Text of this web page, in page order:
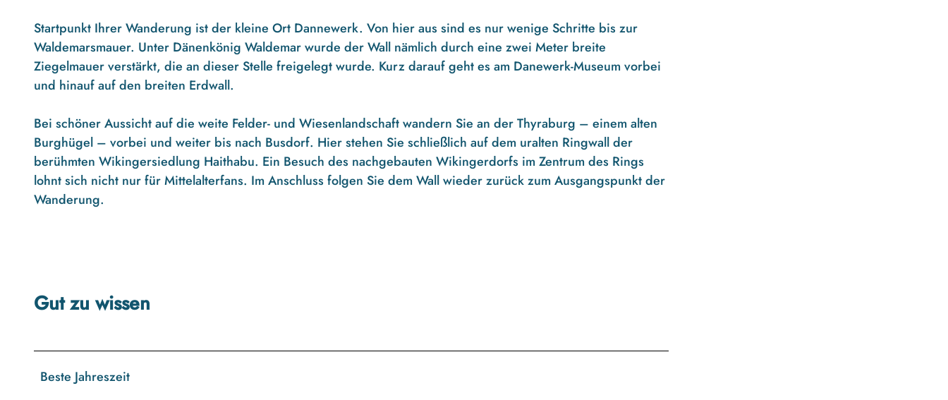
Startpunkt Ihrer Wanderung ist der kleine Ort Dannewerk. Von hier aus sind es nur wenige Schritte bis zur
Waldemarsmauer. Unter Dänenkönig Waldemar wurde der Wall nämlich durch eine zwei Meter breite
Ziegelmauer verstärkt, die an dieser Stelle freigelegt wurde. Kurz darauf geht es am Danewerk-Museum vorbei
und hinauf auf den breiten Erdwall.
Bei schöner Aussicht auf die weite Felder- und Wiesenlandschaft wandern Sie an der Thyraburg – einem alten
Burghügel – vorbei und weiter bis nach Busdorf. Hier stehen Sie schließlich auf dem uralten Ringwall der
berühmten Wikingersiedlung Haithabu. Ein Besuch des nachgebauten Wikingerdorfs im Zentrum des Rings
lohnt sich nicht nur für Mittelalterfans. Im Anschluss folgen Sie dem Wall wieder zurück zum Ausgangspunkt der
Wanderung.
Gut zu wissen
Beste Jahreszeit